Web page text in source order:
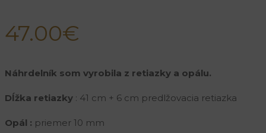
47.00€
Náhrdelník som vyrobila z retiazky a opálu.
Dĺžka retiazky : 41 cm + 6 cm predlžovacia retiazka
Opál : priemer 10 mm